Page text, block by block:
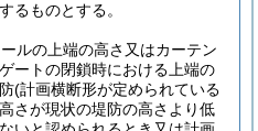
るものとする。
ルの上端の高さ又はカーテン
ートの閉鎖時における上端の
(計画横断形が定められている
さが現状の堤防の高さより低